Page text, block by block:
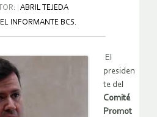
ABRIL TEJEDA
INFORMANTE BCS.
El
presiden
te del
Comité
Promot